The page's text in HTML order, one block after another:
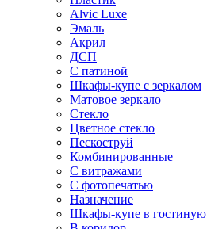
Alvic Luxe
Эмаль
Акрил
ДСП
С патиной
Шкафы-купе с зеркалом
Матовое зеркало
Стекло
Цветное стекло
Пескоструй
Комбинированные
С витражами
С фотопечатью
Назначение
Шкафы-купе в гостиную